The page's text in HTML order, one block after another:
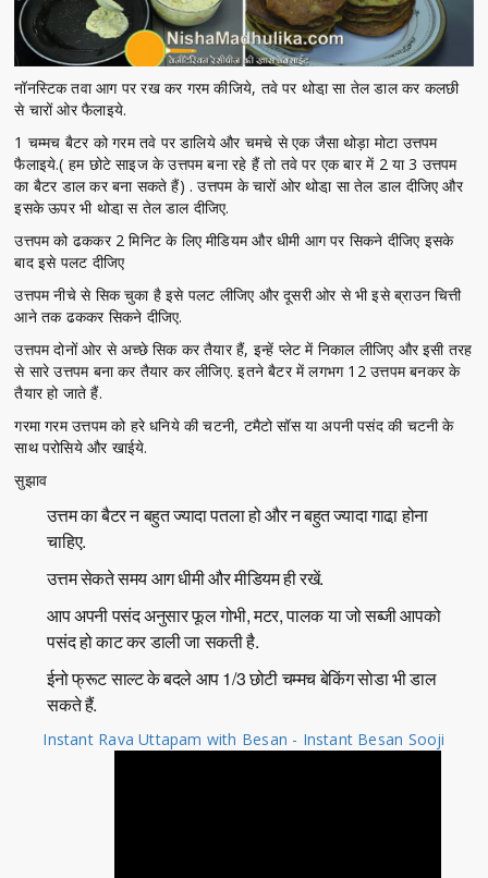
नॉनस्टिक तवा आग पर रख कर गरम कीजिये, तवे पर थोडा़ सा तेल डाल कर कलछी
से चारों ओर फैलाइये.
1 चम्मच बैटर को गरम तवे पर डालिये और चमचे से एक जैसा थोड़ा मोटा उत्तपम
फैलाइये.( हम छोटे साइज के उत्तपम बना रहे हैं तो तवे पर एक बार में 2 या 3 उत्तपम
का बैटर डाल कर बना सकते हैं) . उत्तपम के चारों ओर थोडा़ सा तेल डाल दीजिए और
इसके ऊपर भी थोडा़ स तेल डाल दीजिए.
उत्तपम को ढककर 2 मिनिट के लिए मीडियम और धीमी आग पर सिकने दीजिए इसके
बाद इसे पलट दीजिए
उत्तपम नीचे से सिक चुका है इसे पलट लीजिए और दूसरी ओर से भी इसे ब्राउन चित्ती
आने तक ढककर सिकने दीजिए.
उत्तपम दोनों ओर से अच्छे सिक कर तैयार हैं, इन्हें प्लेट में निकाल लीजिए और इसी तरह
से सारे उत्तपम बना कर तैयार कर लीजिए. इतने बैटर में लगभग 12 उत्तपम बनकर के
तैयार हो जाते हैं.
गरमा गरम उत्तपम को हरे धनिये की चटनी, टमैटो सॉस या अपनी पसंद की चटनी के
साथ परोसिये और खाईये.
सुझाव
उत्तम का बैटर न बहुत ज्यादा पतला हो और न बहुत ज्यादा गाढा़ होना
चाहिए.
उत्तम सेकते समय आग धीमी और मीडियम ही रखें.
आप अपनी पसंद अनुसार फूल गोभी, मटर, पालक या जो सब्जी आपको
पसंद हो काट कर डाली जा सकती है.
ईनो फ्रूट साल्ट के बदले आप 1/3 छोटी चम्मच बेकिंग सोडा भी डाल
सकते हैं.
Instant Rava Uttapam with Besan - Instant Besan Sooji